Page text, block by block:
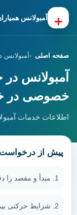
+ آمبولانس
صفحه اصلی
آمبولانس در
خصوصی در
اطلاعات خدمات
پیش از درخواست
مبدأ و مقصد را
شرایط حرکتی